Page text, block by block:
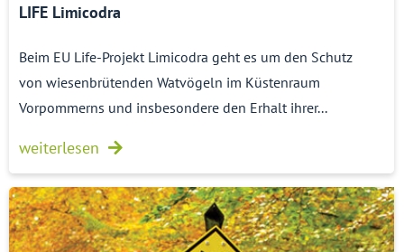
LIFE Limicodra
Beim EU Life-Projekt Limicodra geht es um den Schutz
von wiesenbrütenden Watvögeln im Küstenraum
Vorpommerns und insbesondere den Erhalt ihrer...
weiterlesen